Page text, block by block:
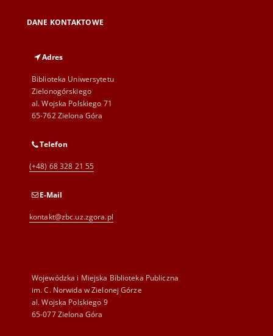
DANE KONTAKTOWE
Adres
Biblioteka Uniwersytetu
Zielonogórskiego
al. Wojska Polskiego 71
65-762 Zielona Góra
Telefon
(+48) 68 328 21 55
E-Mail
kontakt@zbc.uz.zgora.pl
Wojewódzka i Miejska Biblioteka Publiczna
im. C. Norwida w Zielonej Górze
al. Wojska Polskiego 9
65-077 Zielona Góra